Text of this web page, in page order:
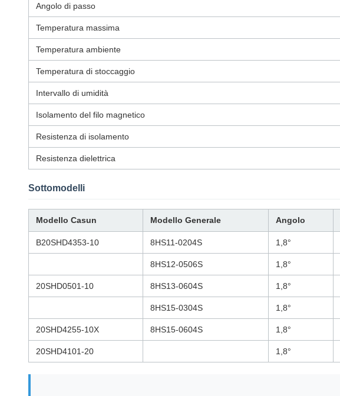
Angolo di passo
Temperatura massima
Temperatura ambiente
Temperatura di stoccaggio
Intervallo di umidità
Isolamento del filo magnetico
Resistenza di isolamento
Resistenza dielettrica
Sottomodelli
Modello Casun Modello Generale Angolo
B20SHD4353-10 8HS11-0204S 1,8°
8HS12-0506S 1,8°
20SHD0501-10 8HS13-0604S 1,8°
8HS15-0304S 1,8°
20SHD4255-10X 8HS15-0604S 1,8°
20SHD4101-20 1,8°